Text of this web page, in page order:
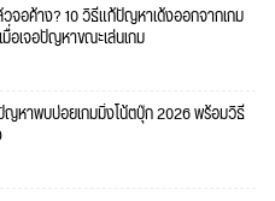
วจอค้าง? 10 วิธีแก้ปัญหาเด้งออกจากเกม
อเจอปัญหาขณะเล่นเกม
ญหาพบบ่อยเกมมิ่งโน้ตบุ๊ก 2026 พร้อมวิธี